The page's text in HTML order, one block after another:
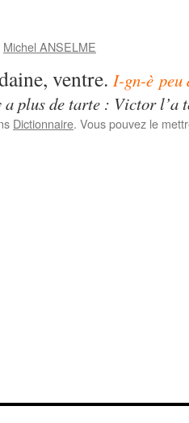
Michel ANSELME
ventre. I-gn-è peu
a plus de tarte : Victor l’a
Dictionnaire. Vous pouvez le